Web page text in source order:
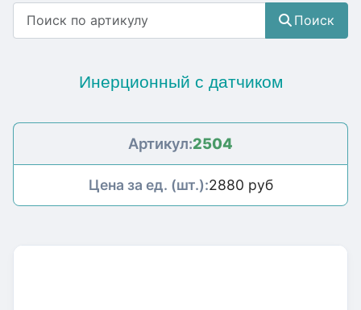
Поиск
Инерционный с датчиком
Артикул:2504
Цена за ед. (шт.):2880 руб